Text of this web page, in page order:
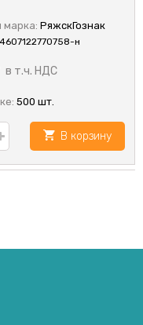
марка: РяжскГознак
4607122770758-н
в т.ч. НДС
500 шт.
В корзину